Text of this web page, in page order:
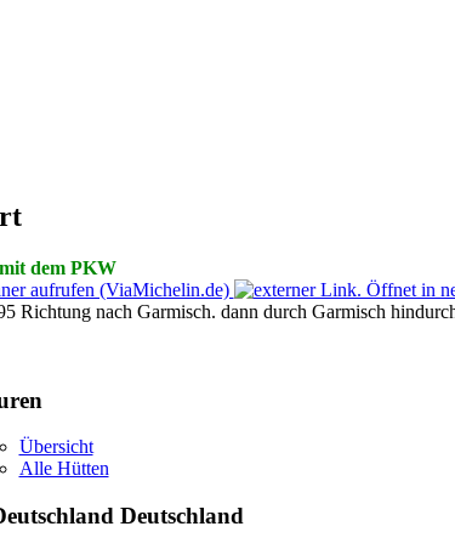
dem PKW
aufrufen (ViaMichelin.de)
Richtung nach Garmisch. dann durch Garmisch
Übersicht
Alle Hütten
Deutschland